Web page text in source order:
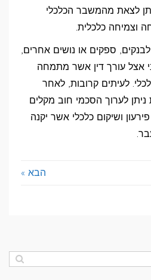
לצאת מהמשבר הכלכלי
וצמיחה כלכלית.
ספקים או נושים אחרים,
אצל עורך דין אשר מתמחה
לעיתים קרובות, לאחר
לערוך הסכמי חוב מקלים
ושיקום כלכלי אשר יקנה
הבא »